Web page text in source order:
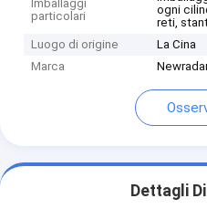
Imballaggi
particolari
ogni
reti,
Luogo di origine
La Cina
Marca
Dettagli